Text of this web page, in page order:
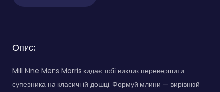
Опис:
Mill Nine Mens Morris кидає тобі виклик перевершити
суперника на класичній дошці. Формуй млини — вирівнюй